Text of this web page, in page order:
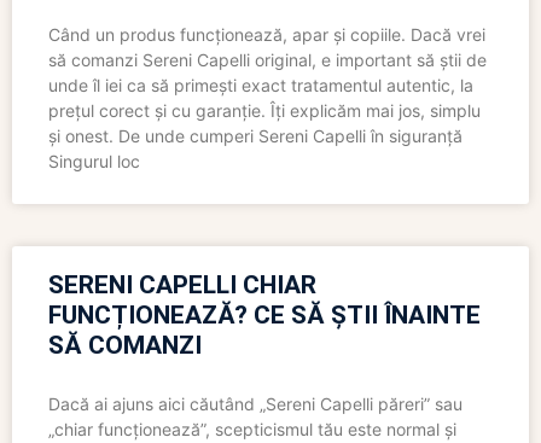
Când un produs funcționează, apar și copiile. Dacă vrei
să comanzi Sereni Capelli original, e important să știi de
unde îl iei ca să primești exact tratamentul autentic, la
prețul corect și cu garanție. Îți explicăm mai jos, simplu
și onest. De unde cumperi Sereni Capelli în siguranță
Singurul loc
SERENI CAPELLI CHIAR
FUNCȚIONEAZĂ? CE SĂ ȘTII ÎNAINTE
SĂ COMANZI
Dacă ai ajuns aici căutând „Sereni Capelli păreri” sau
„chiar funcționează”, scepticismul tău este normal și